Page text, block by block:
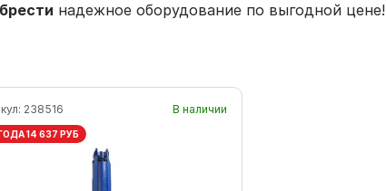
надежное оборудование по выгодной цене!
238516 В наличии
14 637 РУБ